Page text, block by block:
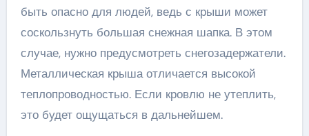
быть опасно для людей, ведь с крыши может
соскользнуть большая снежная шапка. В этом
случае, нужно предусмотреть снегозадержатели.
Металлическая крыша отличается высокой
теплопроводностью. Если кровлю не утеплить,
это будет ощущаться в дальнейшем.